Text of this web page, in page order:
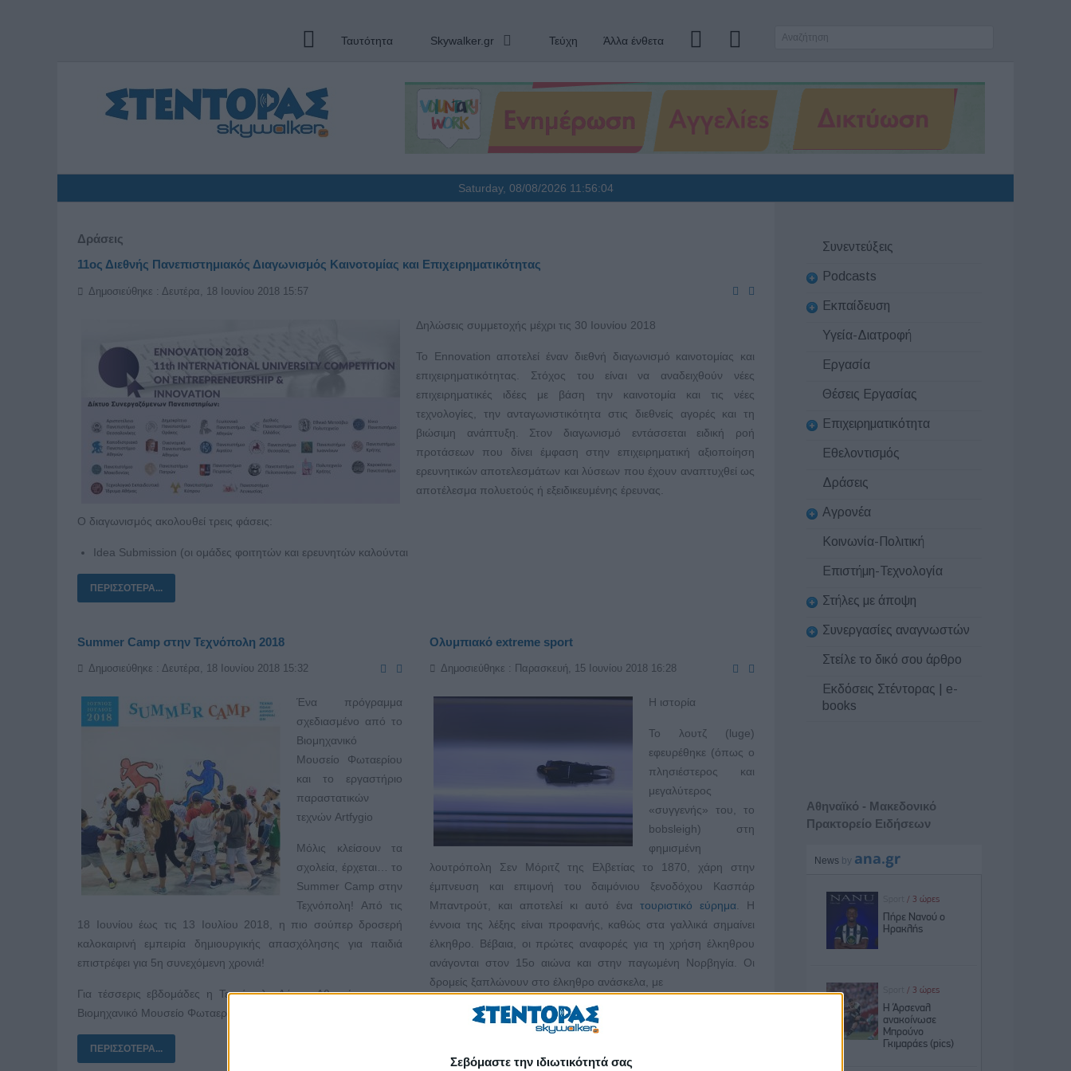
Σεβόμαστε την ιδιωτικότητά σας
Ταυτότητα Skywalker.gr Τεύχη Άλλα ένθετα
Saturday, 08/08/2026 11:56:05
Δράσεις
11ος Διεθνής Πανεπιστημιακός Διαγωνισμός Καινοτομίας και Επιχειρηματικότητας
Δημοσιεύθηκε : Δευτέρα, 18 Ιουνίου 2018 15:57
Δηλώσεις συμμετοχής μέχρι τις 30 Ιουνίου 2018
Το Ennovation αποτελεί έναν διεθνή διαγωνισμό καινοτομίας και
επιχειρηματικότητας. Στόχος του είναι να αναδειχθούν νέες
επιχειρηματικές ιδέες με βάση την καινοτομία και τις νέες
τεχνολογίες, την ανταγωνιστικότητα στις διεθνείς αγορές και τη
βιώσιμη ανάπτυξη. Στον διαγωνισμό εντάσσεται ειδική ροή
προτάσεων που δίνει έμφαση στην επιχειρηματική αξιοποίηση
ερευνητικών αποτελεσμάτων και λύσεων που έχουν αναπτυχθεί ως
αποτέλεσμα πολυετούς ή εξειδικευμένης έρευνας.
Ο διαγωνισμός ακολουθεί τρεις φάσεις:
Idea Submission (οι ομάδες φοιτητών και ερευνητών καλούνται
ΠΕΡΙΣΣΌΤΕΡΑ...
Summer Camp στην Τεχνόπολη 2018
Δημοσιεύθηκε : Δευτέρα, 18 Ιουνίου 2018 15:32
Ένα πρόγραμμα
σχεδιασμένο από το
Βιομηχανικό
Μουσείο Φωταερίου
και το εργαστήριο
παραστατικών
τεχνών Artfygio
Μόλις κλείσουν τα
σχολεία, έρχεται… το
Summer Camp στην
Τεχνόπολη! Από τις
18 Ιουνίου έως τις 13 Ιουλίου 2018, η πιο σούπερ δροσερή
καλοκαιρινή εμπειρία δημιουργικής απασχόλησης για παιδιά
επιστρέφει για 5η συνεχόμενη χρονιά!
Για τέσσερις εβδομάδες η Τεχνόπολη Δήμου Αθηναίων και το
Βιομηχανικό Μουσείο Φωταερίου, σε συνεργασία με το
ΠΕΡΙΣΣΌΤΕΡΑ...
Ολυμπιακό extreme sport
Δημοσιεύθηκε : Παρασκευή, 15 Ιουνίου 2018 16:28
Η ιστορία
Το λουτζ (luge)
εφευρέθηκε (όπως ο
πλησιέστερος και
μεγαλύτερος
«συγγενής» του, το
bobsleigh) στη
φημισμένη
λουτρόπολη Σεν Μόριτζ της Ελβετίας το 1870, χάρη στην
έμπνευση και επιμονή του δαιμόνιου ξενοδόχου Κασπάρ
Μπαντρούτ, και αποτελεί κι αυτό ένα τουριστικό εύρημα . Η
έννοια της λέξης είναι προφανής, καθώς στα γαλλικά σημαίνει
έλκηθρο. Βέβαια, οι πρώτες αναφορές για τη χρήση έλκηθρου
ανάγονται στον 15ο αιώνα και στην παγωμένη Νορβηγία. Οι
δρομείς ξαπλώνουν στο έλκηθρο ανάσκελα, με
ΠΕΡΙΣΣΌΤΕΡΑ...
Συνεντεύξεις
Podcasts
Εκπαίδευση
Υγεία-Διατροφή
Εργασία
Θέσεις Εργασίας
Επιχειρηματικότητα
Εθελοντισμός
Δράσεις
Αγρονέα
Κοινωνία-Πολιτική
Επιστήμη-Τεχνολογία
Στήλες με άποψη
Συνεργασίες αναγνωστών
Στείλε το δικό σου άρθρο
Εκδόσεις Στέντορας | e-
books
Αθηναϊκό - Μακεδονικό
Πρακτορείο Ειδήσεων